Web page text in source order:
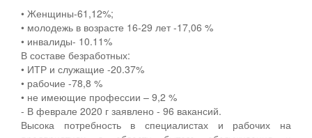
• Женщины-61,12%;
• молодежь в возрасте 16-29 лет -17,06 %
• инвалиды- 10.11%
В составе безработных:
• ИТР и служащие -20.37%
• рабочие -78,8 %
• не имеющие профессии – 9,2 %
- В феврале 2020 г заявлено - 96 вакансий.
Высока потребность в специалистах и рабочих на